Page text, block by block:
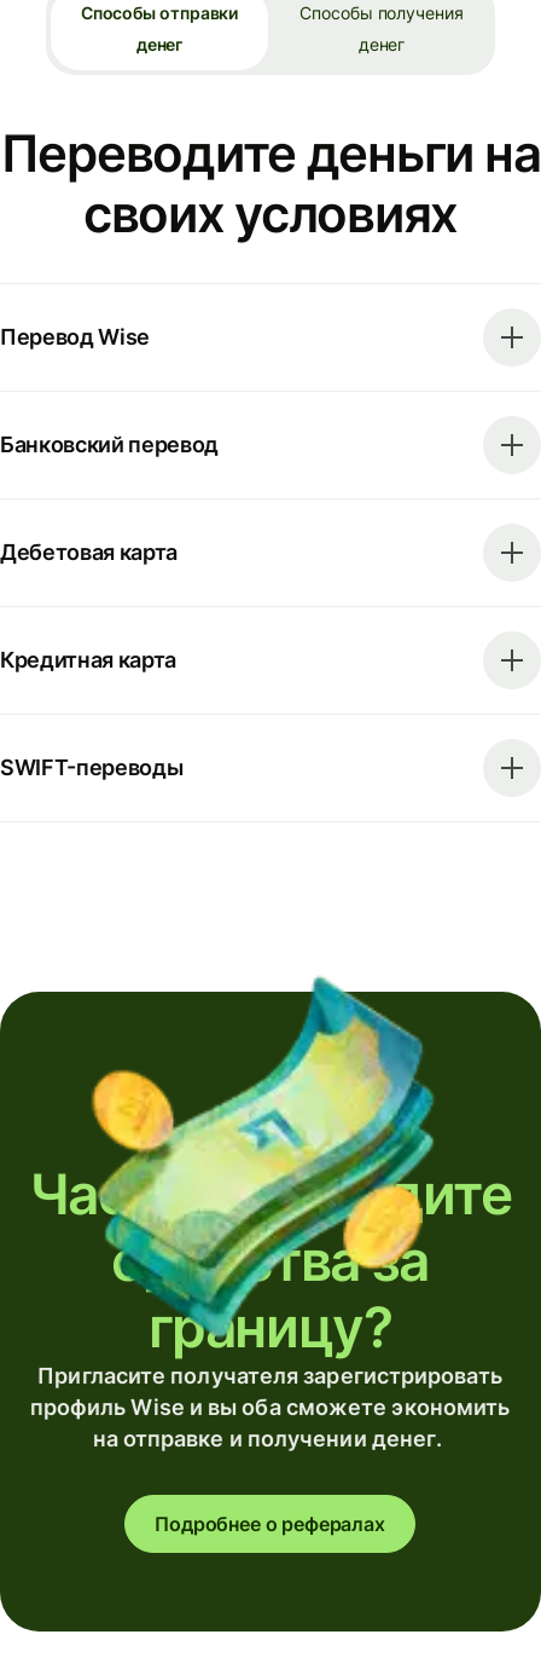
Способы отправки
денег
Способы получения
денег
Переводите деньги на
своих условиях
Перевод Wise
Банковский перевод
Дебетовая карта
Кредитная карта
SWIFT-переводы
Часто переводите
средства за
границу?
Пригласите получателя зарегистрировать
профиль Wise и вы оба сможете экономить
на отправке и получении денег.
Подробнее о рефералах